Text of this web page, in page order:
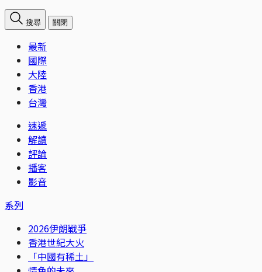
搜尋 關閉
最新
國際
大陸
香港
台灣
速遞
解讀
評論
播客
影音
系列
2026伊朗戰爭
香港世紀大火
「中國有稀土」